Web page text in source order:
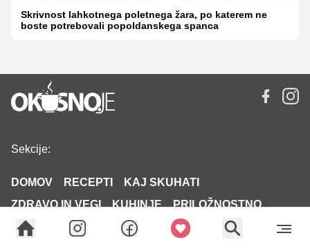
Skrivnost lahkotnega poletnega žara, po katerem ne
boste potrebovali popoldanskega spanca
Sekcije:
DOMOV RECEPTI
KAJ SKUHATI
ZDRAVO IN VEGI
KUHINJE
PRILOŽNOSTNO
NOVICE
TRIKI IN NASVETI ODDAJE